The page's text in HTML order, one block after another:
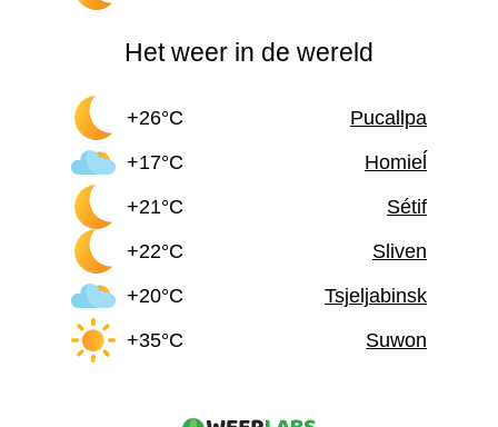
Het weer in de wereld
+26°C
Pucallpa
+17°C
Homieĺ
+21°C
Sétif
+22°C
Sliven
+20°C
Tsjeljabinsk
+35°C
Suwon